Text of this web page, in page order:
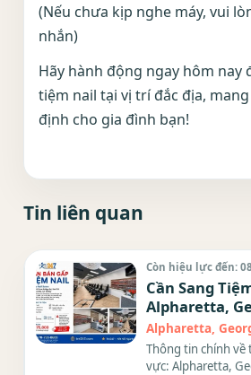
(Nếu chưa kịp nghe máy, vui
nhắn)
Hãy hành động ngay hôm nay
tiệm nail tại vị trí đắc địa,
định cho gia đình bạn!
Tin liên quan
Còn hiệu lực đến:
Cần Sang
Alpharetta,
ghế
Alpharetta,
Thông tin chính về
vực: Alpharetta,